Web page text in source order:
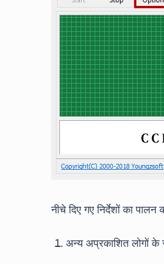
नीचे दिए गए निर्देशों का पालन
अन्य अप्रकाशित लोगों के